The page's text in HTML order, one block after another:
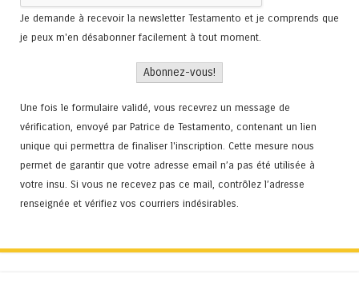
Je demande à recevoir la newsletter Testamento et je comprends que
je peux m'en désabonner facilement à tout moment.
Une fois le formulaire validé, vous recevrez un message de
vérification, envoyé par Patrice de Testamento, contenant un lien
unique qui permettra de finaliser l'inscription. Cette mesure nous
permet de garantir que votre adresse email n’a pas été utilisée à
votre insu. Si vous ne recevez pas ce mail, contrôlez l’adresse
renseignée et vérifiez vos courriers indésirables.